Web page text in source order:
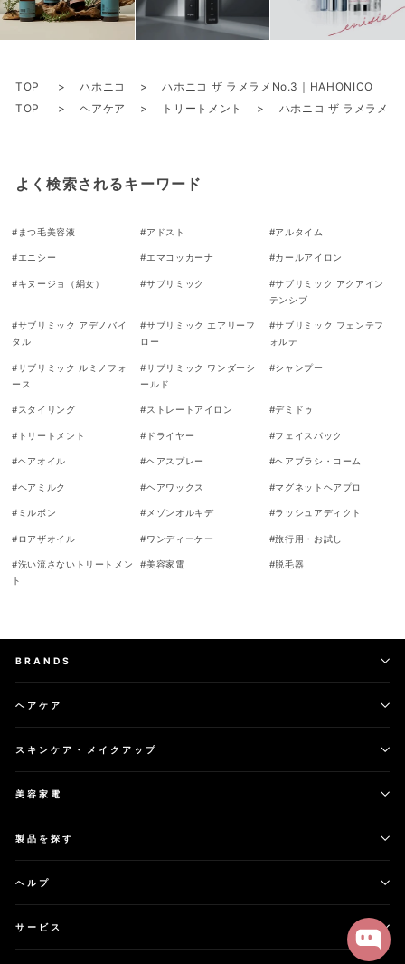
TOP ハホニコ
ハホニコ ザ ラメラメNo.3｜HAHONICO
TOP
ヘアケア トリートメント ハホニコ ザ ラメラメ
よく検索されるキーワード
# まつ毛美容液 #アドスト #アルタイム
#エニシー #エマコッカーナ #カールアイロン
#キヌージョ（絹女） #サブリミック #サブリミック アクアイン
テンシブ
#サブリミック アデノバイ
タル
#サブリミック エアリーフ
ロー
#サブリミック フェンテフ
ォルテ
#サブリミック ルミノフォ
ース
#サブリミック ワンダーシ
ールド
#シャンプー
#スタイリング #ストレートアイロン #デミドゥ
# トリートメント # ドライヤー #フェイスパック
#ヘアオイル #ヘアスプレー #ヘアブラシ・コーム
#ヘアミルク #ヘアワックス #マグネットヘアプロ
# ミルボン # メゾンオルキデ #ラッシュアディクト
# ロアザオイル #ワンディーケー #旅行用・お試し
#洗い流さないトリートメン
ト
#美容家電 #脱毛器
BRANDS
ヘアケア
スキンケア・メイクアップ
美容家電
製品を探す
ヘルプ
サービス